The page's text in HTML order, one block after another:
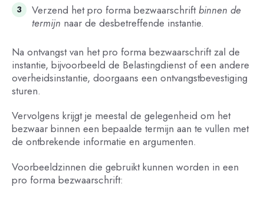
Verzend het pro forma bezwaarschriftbinnen de
termijn naar de desbetreffende instantie.
Na ontvangst van het pro forma bezwaarschrift zal de
instantie, bijvoorbeeld de Belastingdienst of een andere
overheidsinstantie, doorgaans een ontvangstbevestiging
sturen.
Vervolgens krijgt je meestal de gelegenheid om het
bezwaar binnen een bepaalde termijn aan te vullen met
de ontbrekende informatie en argumenten.
Voorbeeldzinnen die gebruikt kunnen worden in een
pro forma bezwaarschrift: